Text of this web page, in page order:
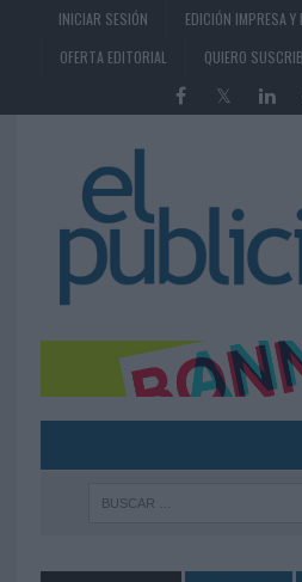
INICIAR SESIÓN EDICIÓN IMPRESA Y
OFERTA EDITORIAL
QUIERO